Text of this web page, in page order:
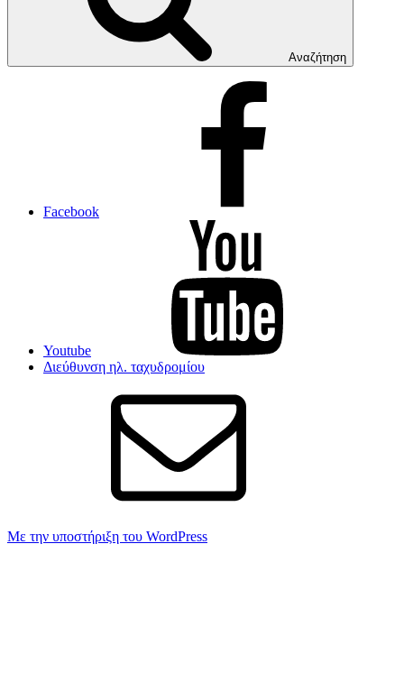
Αναζήτηση
Facebook
Youtube
Διεύθυνση ηλ. ταχυδρομίου
Με την υποστήριξη του WordPress